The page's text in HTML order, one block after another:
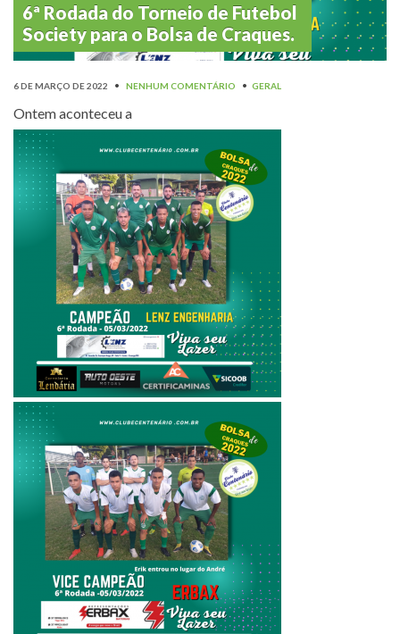
6ª Rodada do Torneio de Futebol
Society para o Bolsa de Craques.
6 DE MARÇO DE 2022 • NENHUM COMENTÁRIO • GERAL
Ontem aconteceu a